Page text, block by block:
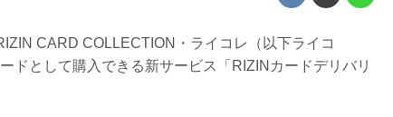
CARD COLLECTION・ライコレ（以下ライコ
ドとして購入できる新サービス「RIZINカードデリバリ